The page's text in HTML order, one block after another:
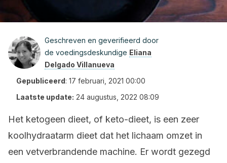
Geschreven en geverifieerd door
de voedingsdeskundige Eliana
Delgado Villanueva
Gepubliceerd: 17 februari, 2021 00:00
Laatste update: 24 augustus, 2022 08:09
Het ketogeen dieet, of keto-dieet, is een zeer
koolhydraatarm dieet dat het lichaam omzet in
een vetverbrandende machine. Er wordt gezegd